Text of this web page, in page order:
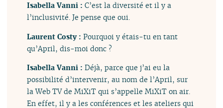
Isabella Vanni :C’est la diversité et il y a
l’inclusivité. Je pense que oui.
Laurent Costy :Pourquoi y étais-tu en tant
qu’April, dis-moi donc ?
Isabella Vanni :Déjà, parce que j’ai eu la
possibilité d’intervenir, au nom de l’April, sur
la Web TV de MiXiT qui s’appelle MiXiT on air.
En effet, il y a les conférences et les ateliers qui